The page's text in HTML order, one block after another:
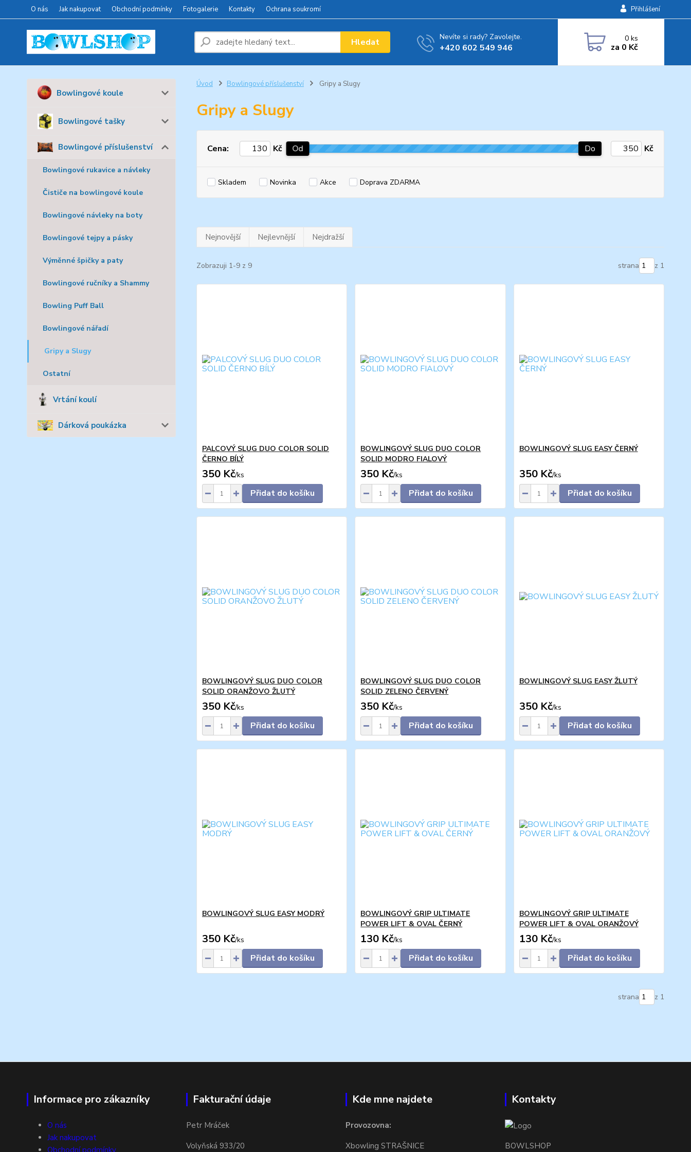
O nás Jak nakupovat Obchodní podmínky Fotogalerie Kontakty Ochrana soukromí Přihlášení
Hledat Nevíte si rady? Zavolejte.
+420 602 549 946
0ks
za 0 Kč
Bowlingové koule
Bowlingové tašky
Bowlingové příslušenství
Bowlingové rukavice a návleky
Čističe na bowlingové koule
Bowlingové návleky na boty
Bowlingové tejpy a pásky
Výměnné špičky a paty
Bowlingové ručníky a Shammy
Bowling Puff Ball
Bowlingové nářadí
Gripy a Slugy
Ostatní
Vrtání koulí
Dárková poukázka
Úvod Bowlingové příslušenství Gripy a Slugy
Gripy a Slugy
Cena: Kč Od Do Kč
Skladem Novinka Akce Doprava ZDARMA
Nejnovější Nejlevnější Nejdražší
Zobrazuji 1-9 z 9 strana z 1
PALCOVÝ SLUG DUO COLOR SOLID
ČERNO BÍLÝ
350 Kč/ks
Přidat do košíku
BOWLINGOVÝ SLUG DUO COLOR
SOLID MODRO FIALOVÝ
350 Kč/ks
Přidat do košíku
BOWLINGOVÝ SLUG EASY ČERNÝ
350 Kč/ks
Přidat do košíku
BOWLINGOVÝ SLUG DUO COLOR
SOLID ORANŽOVO ŽLUTÝ
350 Kč/ks
Přidat do košíku
BOWLINGOVÝ SLUG DUO COLOR
SOLID ZELENO ČERVENÝ
350 Kč/ks
Přidat do košíku
BOWLINGOVÝ SLUG EASY ŽLUTÝ
350 Kč/ks
Přidat do košíku
BOWLINGOVÝ SLUG EASY MODRÝ
350 Kč/ks
Přidat do košíku
BOWLINGOVÝ GRIP ULTIMATE
POWER LIFT & OVAL ČERNÝ
130 Kč/ks
Přidat do košíku
BOWLINGOVÝ GRIP ULTIMATE
POWER LIFT & OVAL ORANŽOVÝ
130 Kč/ks
Přidat do košíku
strana z 1
Informace pro zákazníky
O nás
Jak nakupovat
Obchodní podmínky
Fakturační údaje
Petr Mráček
Volyňská 933/20
Kde mne najdete
Provozovna:
Xbowling STRAŠNICE
Kontakty
BOWLSHOP